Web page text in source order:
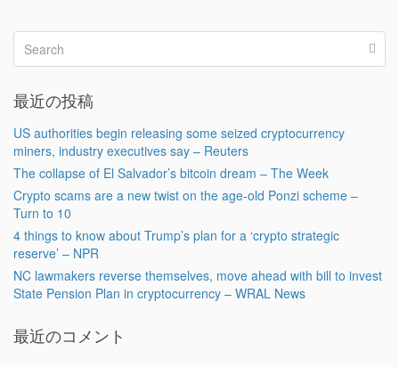
最近の投稿
US authorities begin releasing some seized cryptocurrency
miners, industry executives say – Reuters
The collapse of El Salvador’s bitcoin dream – The Week
Crypto scams are a new twist on the age-old Ponzi scheme –
Turn to 10
4 things to know about Trump’s plan for a ‘crypto strategic
reserve’ – NPR
NC lawmakers reverse themselves, move ahead with bill to invest
State Pension Plan in cryptocurrency – WRAL News
最近のコメント